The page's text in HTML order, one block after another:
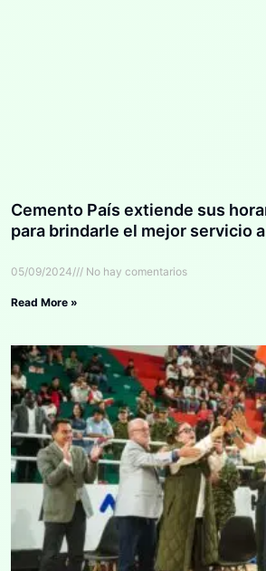
Cemento País extiende sus
para brindarle el mejor servicio
05/09/2024 No hay comentarios
Read More »